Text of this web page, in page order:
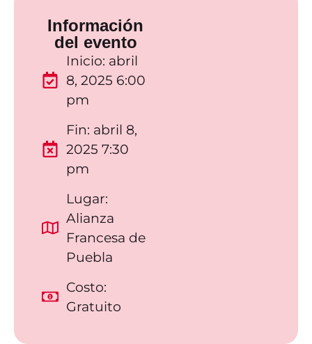
Información
del evento
Inicio: abril
8, 2025 6:00
pm
Fin: abril 8,
2025 7:30
pm
Lugar:
Alianza
Francesa de
Puebla
Costo:
Gratuito